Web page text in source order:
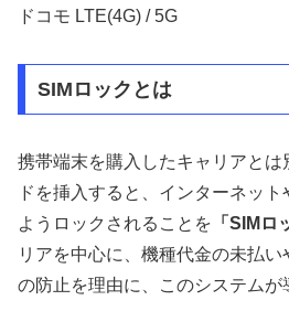
ドコモ LTE(4G) / 5G
SIMロックとは
携帯端末を購入したキャリアとは
ドを挿入すると、インターネッ
ようロックされることを 「SIMロ
リアを中心に、機種代金の未払
の防止を理由に、このシステムが